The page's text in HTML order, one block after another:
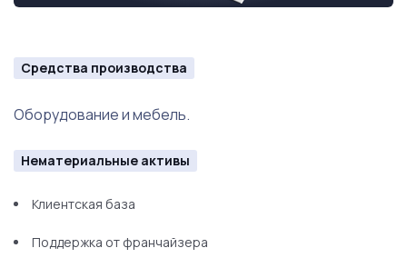
Средства производства
Оборудование и мебель.
Нематериальные активы
Клиентская база
Поддержка от франчайзера